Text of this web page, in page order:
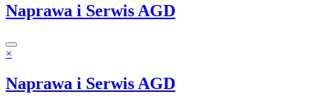
Naprawa i Serwis AGD
×
Naprawa i Serwis AGD